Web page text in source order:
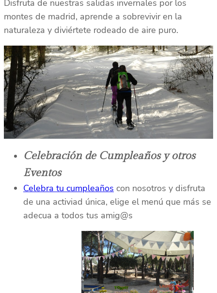
Disfruta de nuestras salidas invernales por los
montes de madrid, aprende a sobrevivir en la
naturaleza y diviértete rodeado de aire puro.
Celebración de Cumpleaños y otros
Eventos
Celebra tu cumpleaños con nosotros y disfruta
de una activiad única, elige el menú que más se
adecua a todos tus amig@s